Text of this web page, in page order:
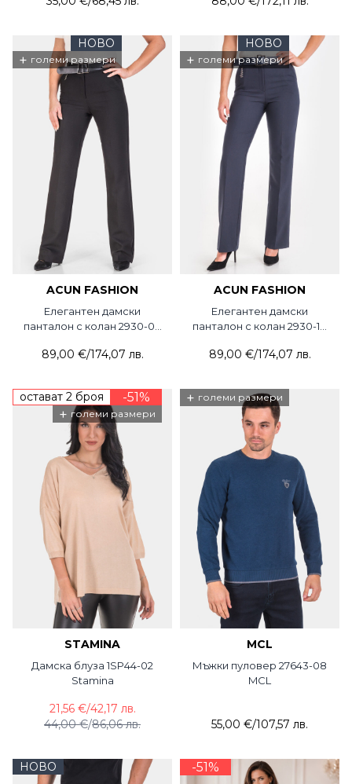
НОВО
+ големи размери
ACUN FASHION
Елегантен дамски
панталон с колан 2930-09
89,00 €/174,07 лв.
НОВО
+ големи размери
ACUN FASHION
Елегантен дамски
панталон с колан 2930-18
89,00 €/174,07 лв.
остават 2 броя -51%
+ големи размери
STAMINA
Дамска блуза 1SP44-02
Stamina
44,00 €/86,06 лв.
21,56 €/42,17 лв.
+ големи размери
MCL
Мъжки пуловер 27643-08
MCL
55,00 €/107,57 лв.
НОВО -51%